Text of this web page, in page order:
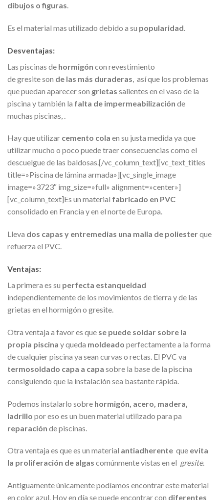
dibujos o figuras.
Es el material mas utilizado debido a su popularidad.
Desventajas:
Las piscinas de hormigón con revestimiento
de gresite son de las más duraderas , así que los problemas
que puedan aparecer son grietas salientes en el vaso de la
piscina y también la falta de impermeabilización de
muchas piscinas, .
Hay que utilizar cemento cola en su justa medida ya que
utilizar mucho o poco puede traer consecuencias como el
descuelgue de las baldosas.[/vc_column_text][vc_text_titles
title=»Piscina de lámina armada»][vc_single_image
image=»3723″ img_size=»full» alignment=»center»]
[vc_column_text]Es un material fabricado en PVC
consolidado en Francia y en el norte de Europa.
Lleva dos capas y entremedias una malla de poliesterque
refuerza el PVC.
Ventajas:
La primera es su perfecta estanqueidad
independientemente de los movimientos de tierra y de las
grietas en el hormigón o gresite.
Otra ventaja a favor es que se puede soldar sobre la
propia piscina y queda moldeado perfectamente a la forma
de cualquier piscina ya sean curvas o rectas. El PVC va
termosoldado capa a capa sobre la base de la piscina
consiguiendo que la instalación sea bastante rápida.
Podemos instalarlo sobre hormigón, acero, madera,
ladrillo por eso es un buen material utilizado para pa
reparación de piscinas.
Otra ventaja es que es un material antiadherente que evita
la proliferación de algas comúnmente vistas en el gresite.
Antiguamente únicamente podíamos encontrar este material
en color azul. Hoy en día se puede encontrar con diferentes